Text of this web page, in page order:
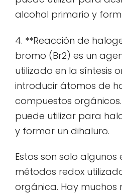
alcohol primario y
4. **Reacción de
bromo (Br2) es un
utilizado en la síntesis
introducir átomos de
compuestos
puede utilizar para
y formar un dihaluro.
Estos son solo algunos
métodos redox
orgánica. Hay muchos